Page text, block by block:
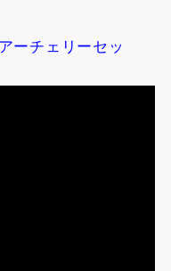
ーチェリーセッ